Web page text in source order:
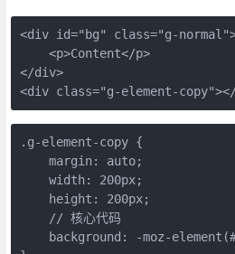
<div id="bg" class="g-
    <p>Content</p>
</div>
.g-element-copy {
    margin: auto;
    width: 200px;
    height: 200px;
    // 核心代码
background: -moz-